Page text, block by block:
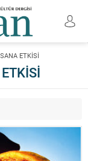
ETKİSİ